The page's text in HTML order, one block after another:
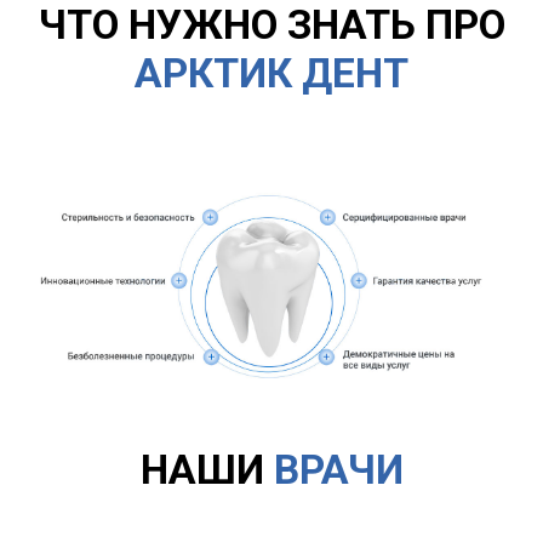
ЧТО НУЖНО ЗНАТЬ ПРО
АРКТИК ДЕНТ
НАШИ ВРАЧИ